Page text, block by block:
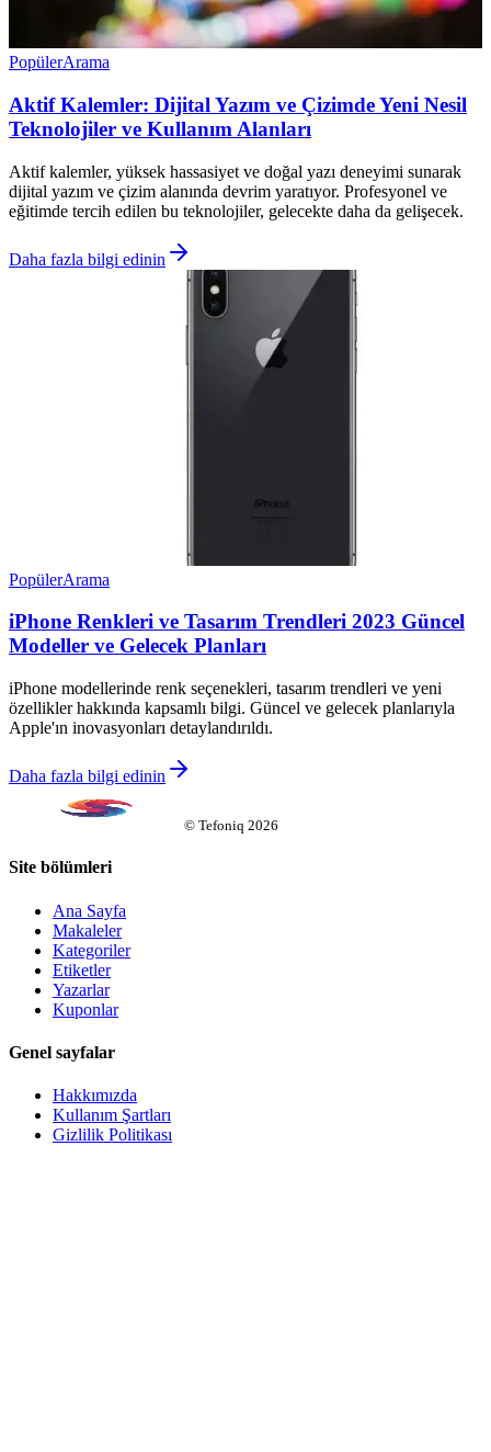
PopülerArama
Aktif Kalemler: Dijital Yazım ve Çizimde Yeni Nesil
Teknolojiler ve Kullanım Alanları
Aktif kalemler, yüksek hassasiyet ve doğal yazı deneyimi sunarak
dijital yazım ve çizim alanında devrim yaratıyor. Profesyonel ve
eğitimde tercih edilen bu teknolojiler, gelecekte daha da gelişecek.
Daha fazla bilgi edinin
PopülerArama
iPhone Renkleri ve Tasarım Trendleri 2023 Güncel
Modeller ve Gelecek Planları
iPhone modellerinde renk seçenekleri, tasarım trendleri ve yeni
özellikler hakkında kapsamlı bilgi. Güncel ve gelecek planlarıyla
Apple'ın inovasyonları detaylandırıldı.
Daha fazla bilgi edinin
© Tefoniq 2026
Site bölümleri
Ana Sayfa
Makaleler
Kategoriler
Etiketler
Yazarlar
Kuponlar
Genel sayfalar
Hakkımızda
Kullanım Şartları
Gizlilik Politikası